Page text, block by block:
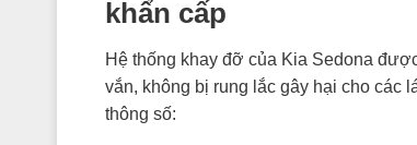
khẩn cấp
Hệ thống khay đỡ của Kia Sedona
vắn, không bị rung lắc gây hại cho các
thông số: